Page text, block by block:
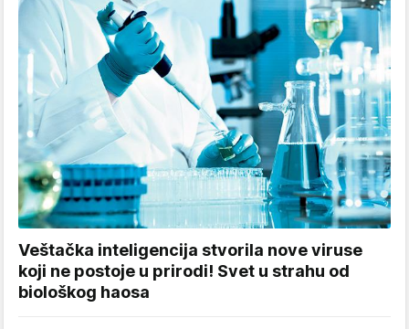
Veštačka inteligencija stvorila nove viruse
koji ne postoje u prirodi! Svet u strahu od
biološkog haosa